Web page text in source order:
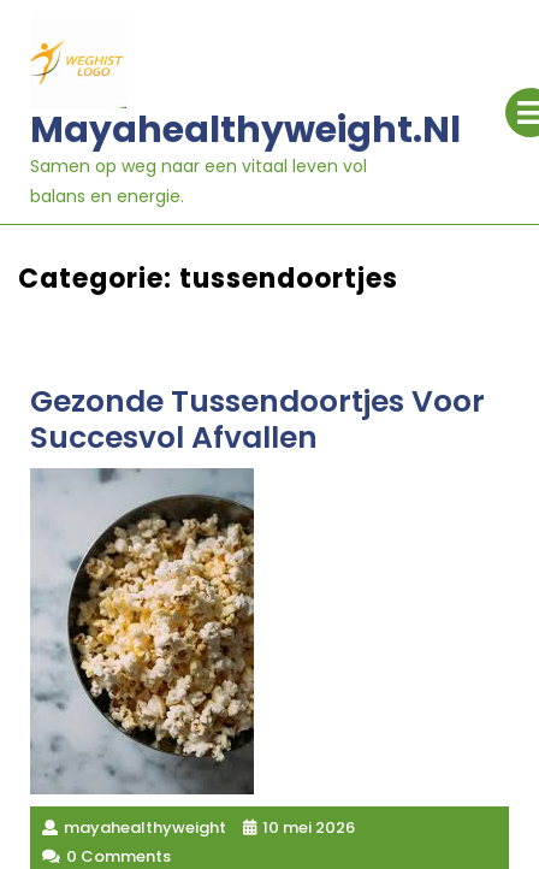
naar
inhoud
Mayahealthyweight.nl
Samen op weg naar een vitaal leven vol
balans en energie.
Categorie: tussendoortjes
Gezonde Tussendoortjes Voor
Succesvol Afvallen
mayahealthyweight
10 mei 2026
0 Comments